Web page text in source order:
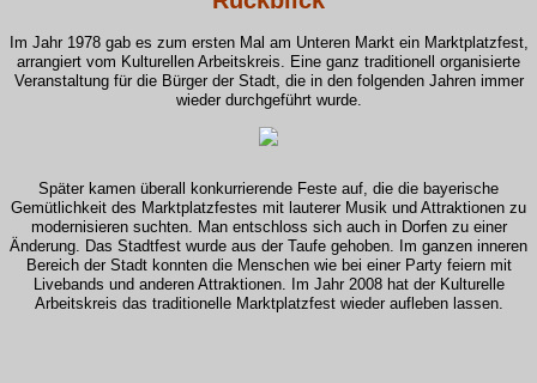
Im Jahr 1978 gab es zum ersten Mal am Unteren Markt ein Marktplatzfest,
arrangiert vom Kulturellen Arbeitskreis. Eine ganz traditionell organisierte
Veranstaltung für die Bürger der Stadt, die in den folgenden Jahren immer
wieder durchgeführt wurde.
Später kamen überall konkurrierende Feste auf, die die bayerische
Gemütlichkeit des Marktplatzfestes mit lauterer Musik und Attraktionen zu
modernisieren suchten. Man entschloss sich auch in Dorfen zu einer
Änderung. Das Stadtfest wurde aus der Taufe gehoben. Im ganzen inneren
Bereich der Stadt konnten die Menschen wie bei einer Party feiern mit
Livebands und anderen Attraktionen. Im Jahr 2008 hat der Kulturelle
Arbeitskreis das traditionelle Marktplatzfest wieder aufleben lassen.